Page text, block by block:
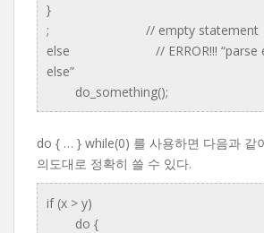
}
; // empty statement
else // ERROR!!! “parse
else”
do_something();
do { … } while(0) 를 사용하면 다음과 같
의도대로 정확히 쓸 수 있다.
if (x > y)
do {